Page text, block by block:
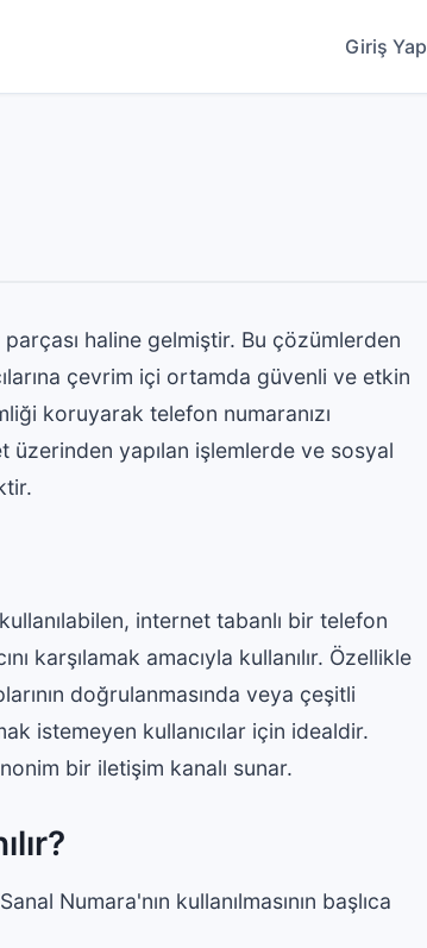
Giriş Yap
haline gelmiştir. Bu çözümlerden
çevrim içi ortamda güvenli ve etkin
koruyarak telefon numaranızı
üzerinden yapılan işlemlerde ve sosyal
internet tabanlı bir telefon
karşılamak amacıyla kullanılır. Özellikle
doğrulanmasında veya çeşitli
istemeyen kullanıcılar için idealdir.
bir iletişim kanalı sunar.
Numara'nın kullanılmasının başlıca